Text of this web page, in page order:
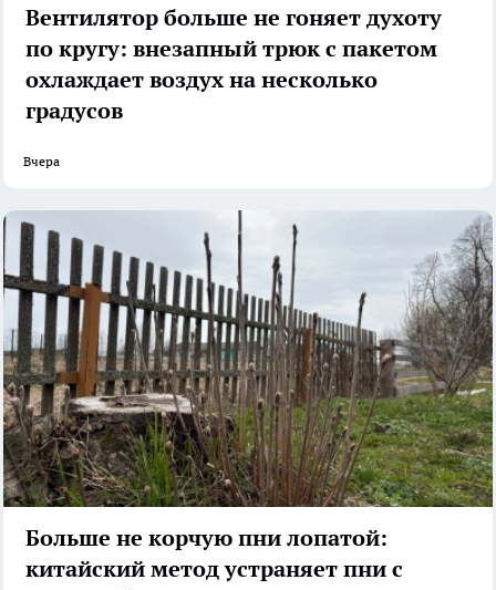
Вентилятор больше не гоняет духоту
по кругу: внезапный трюк с пакетом
охлаждает воздух на несколько
градусов
Вчера
Больше не корчую пни лопатой:
китайский метод устраняет пни с